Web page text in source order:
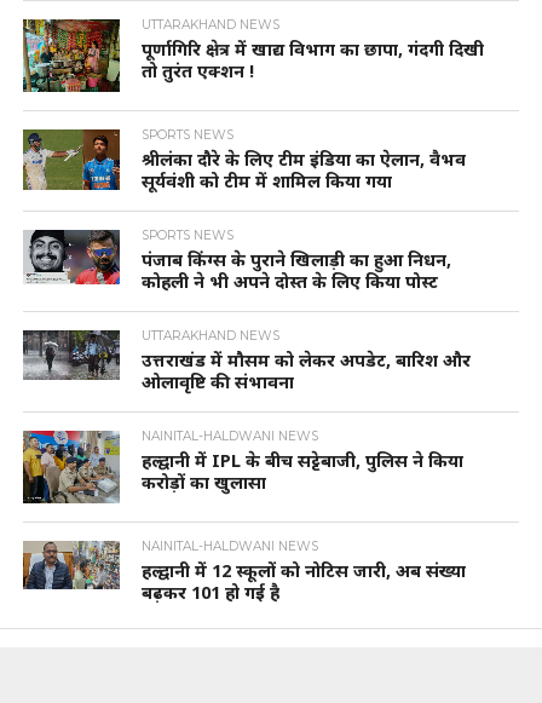
UTTARAKHAND NEWS
पूर्णागिरि क्षेत्र में खाद्य विभाग का छापा, गंदगी दिखी
तो तुरंत एक्शन !
SPORTS NEWS
श्रीलंका दौरे के लिए टीम इंडिया का ऐलान, वैभव
सूर्यवंशी को टीम में शामिल किया गया
SPORTS NEWS
पंजाब किंग्स के पुराने खिलाड़ी का हुआ निधन,
कोहली ने भी अपने दोस्त के लिए किया पोस्ट
UTTARAKHAND NEWS
उत्तराखंड में मौसम को लेकर अपडेट, बारिश और
ओलावृष्टि की संभावना
NAINITAL-HALDWANI NEWS
हल्द्वानी में IPL के बीच सट्टेबाजी, पुलिस ने किया
करोड़ों का खुलासा
NAINITAL-HALDWANI NEWS
हल्द्वानी में 12 स्कूलों को नोटिस जारी, अब संख्या
बढ़कर 101 हो गई है